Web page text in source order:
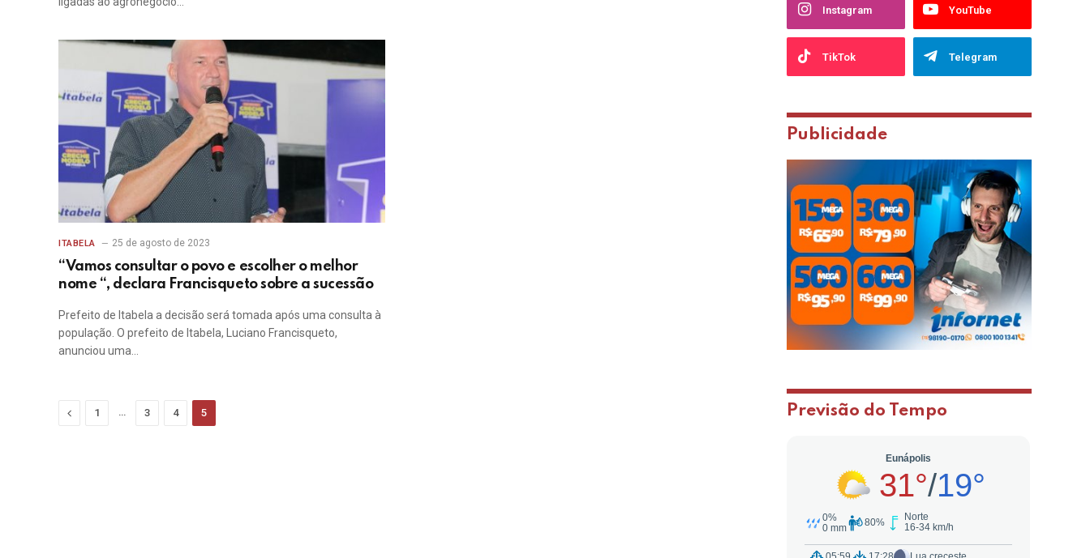
ITABELA 25 de agosto de 2023
“Vamos consultar o povo e escolher o melhor
nome “, declara Francisqueto sobre a sucessão
Prefeito de Itabela a decisão será tomada após uma consulta à
população. O prefeito de Itabela, Luciano Francisqueto,
anunciou uma…
Previous
1 … 3 4 5
Instagram YouTube
TikTok Telegram
Publicidade
Previsão do Tempo